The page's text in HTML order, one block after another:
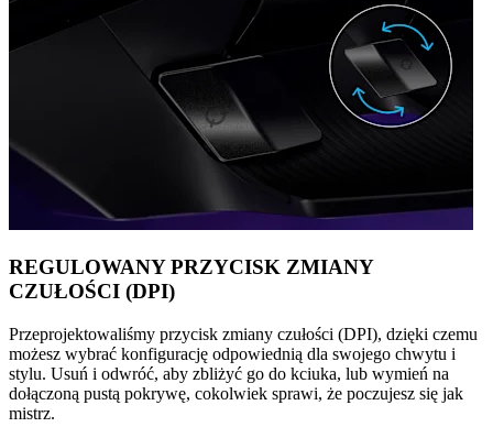
REGULOWANY PRZYCISK ZMIANY
CZUŁOŚCI (DPI)
Przeprojektowaliśmy przycisk zmiany czułości (DPI), dzięki czemu
możesz wybrać konfigurację odpowiednią dla swojego chwytu i
stylu. Usuń i odwróć, aby zbliżyć go do kciuka, lub wymień na
dołączoną pustą pokrywę, cokolwiek sprawi, że poczujesz się jak
mistrz.